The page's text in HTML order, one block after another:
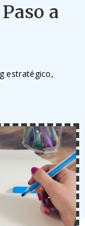
a
estratégico,